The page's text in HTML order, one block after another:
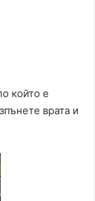
който е
врата и